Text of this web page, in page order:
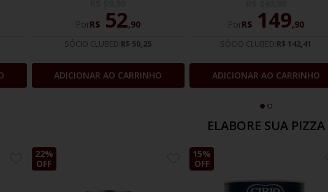
PorR$ 52,90
SÓCIO CLUBED:R$ 50,25
ADICIONAR AO CARRINHO
PorR$ 149,90
SÓCIO CLUBED:R$ 142,41
ADICIONAR AO CARRINHO
ELABORE SUA PIZZA
ADICIONE
AOS
22%
OFF
ADICIONE
AOS
15%
OFF